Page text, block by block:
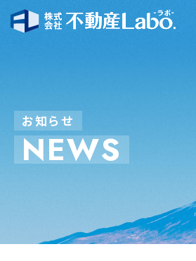
空き家再生
会社案内
店舗紹介
お知らせ
NEWS